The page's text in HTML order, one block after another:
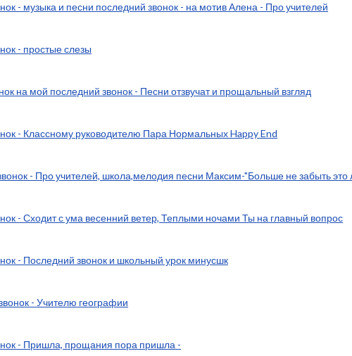
- музыка и песни последний звонок - на мотив Алена - Про учителей
- простые слезы
на мой последний звонок - Песни отзвучат и прощальный взгляд
- Классному руководителю Пара Нормальных Happy End
- Про учителей, школа,мелодия песни Максим-"Больше не забыть это
- Сходит с ума весенний ветер, Теплыми ночами Ты на главный вопрос
- Последний звонок и школьный урок минусшк
- Учителю географии
- Пришла, прощания пора пришла -